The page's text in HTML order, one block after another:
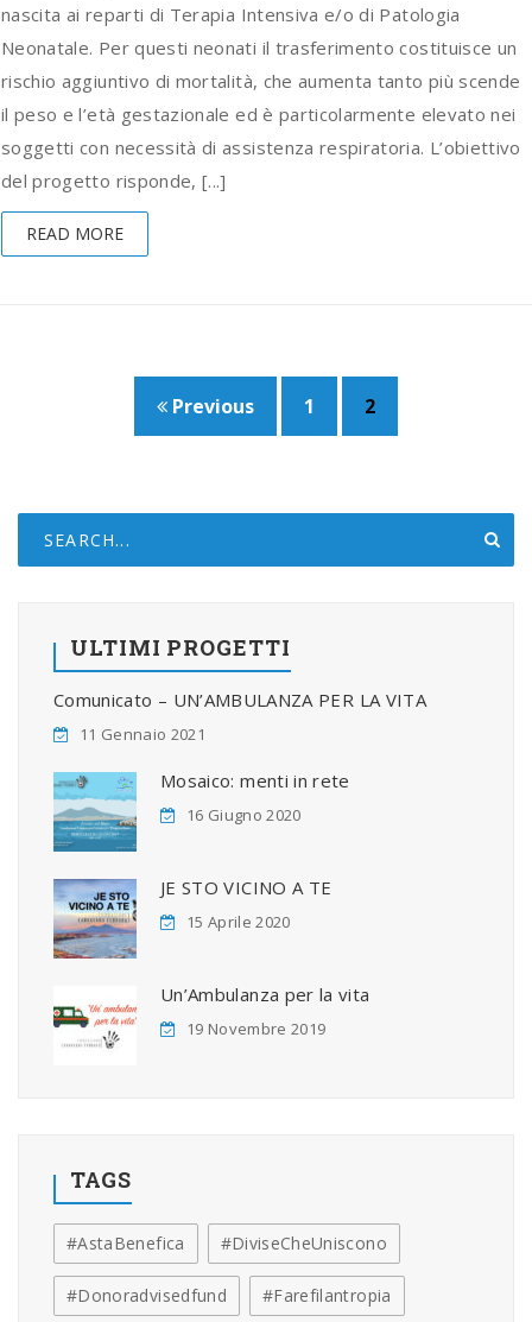
nascita ai reparti di Terapia Intensiva e/o di Patologia
Neonatale. Per questi neonati il trasferimento costituisce un
rischio aggiuntivo di mortalità, che aumenta tanto più scende
il peso e l’età gestazionale ed è particolarmente elevato nei
soggetti con necessità di assistenza respiratoria. L’obiettivo
del progetto risponde, [...]
READ MORE
Previous 1 2
ULTIMI PROGETTI
Comunicato – UN’AMBULANZA PER LA VITA
11 Gennaio 2021
Mosaico: menti in rete
16 Giugno 2020
JE STO VICINO A TE
15 Aprile 2020
Un’Ambulanza per la vita
19 Novembre 2019
TAGS
#AstaBenefica #DiviseCheUniscono
#donoradvisedfund #farefilantropia